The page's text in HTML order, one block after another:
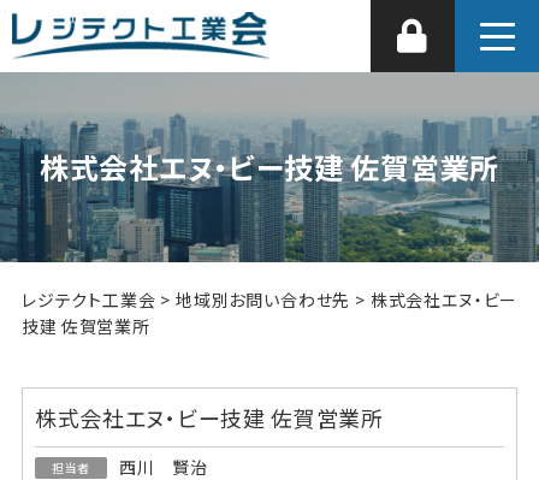
株式会社エヌ・ビー技建 佐賀営業所
レジテクト工業会 > 地域別お問い合わせ先 > 株式会社エヌ・ビー
技建 佐賀営業所
株式会社エヌ・ビー技建 佐賀営業所
担当者 西川 賢治